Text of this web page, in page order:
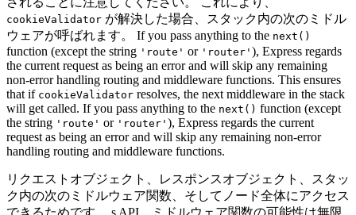
cookieValidator が解決した場合、スタック内の次のミドル
ウェアが呼ばれます。 If you pass anything to the next()
function (except the string 'route' or 'router' ), Express regards
the current request as being an error and will skip any remaining
non-error handling routing and middleware functions. This ensures
that if cookieValidator resolves, the next middleware in the stack
will get called. If you pass anything to the next() function (except
the string 'route' or 'router' ), Express regards the current
request as being an error and will skip any remaining non-error
handling routing and middleware functions.
リクエストオブジェクト、レスポンスオブジェクト、スタッ
ク内の次のミドルウェア関数、そしてノード全体にアクセス
できるためです。 s API、ミドルウェア関数の可能性は無限